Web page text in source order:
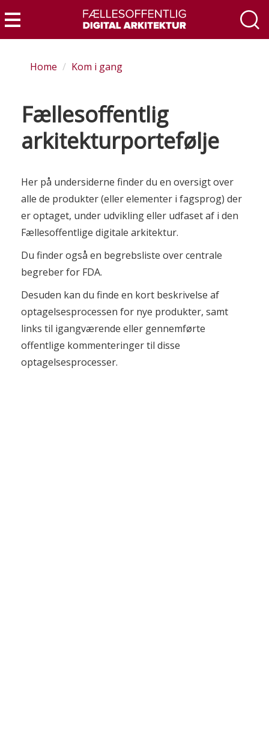
to
main
content
Menu
Home Kom i gang
Fællesoffentlig
arkitekturportefølje
Her på undersiderne finder du en oversigt over
alle de produkter (eller elementer i fagsprog) der
er optaget, under udvikling eller udfaset af i den
Fællesoffentlige digitale arkitektur.
Du finder også en begrebsliste over centrale
begreber for FDA.
Desuden kan du finde en kort beskrivelse af
optagelsesprocessen for nye produkter, samt
links til igangværende eller gennemførte
offentlige kommenteringer til disse
optagelsesprocesser.